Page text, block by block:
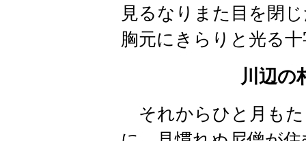
見るなりまた目を閉
胸元にきらりと光る
川辺の
それからひと月もた